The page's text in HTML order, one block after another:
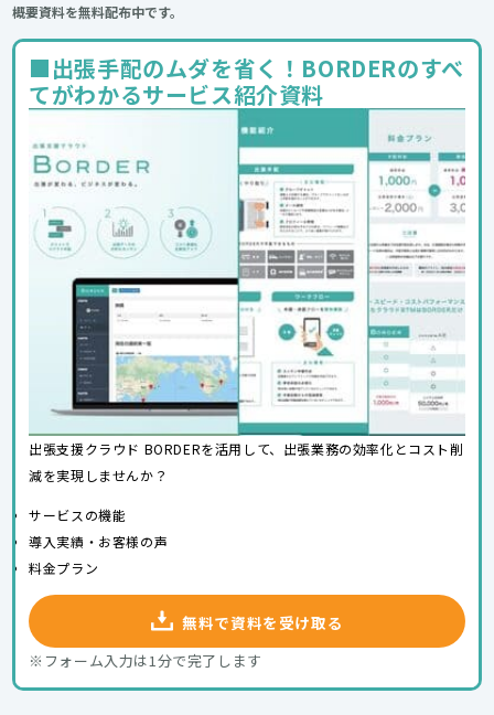
概要資料を無料配布中です。
■出張手配のムダを省く！BORDERのすべ
てがわかるサービス紹介資料
出張支援クラウド BORDERを活用して、出張業務の効率化とコスト削
減を実現しませんか？
サービスの機能
導入実績・お客様の声
料金プラン
無料で資料を受け取る
※フォーム入力は1分で完了します